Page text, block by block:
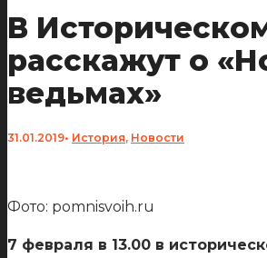
В
расскажут о
ведьмах»
31.01.2019• История, Новости
Фото: pomnisvoih.ru
7 февраля в 13.00 в